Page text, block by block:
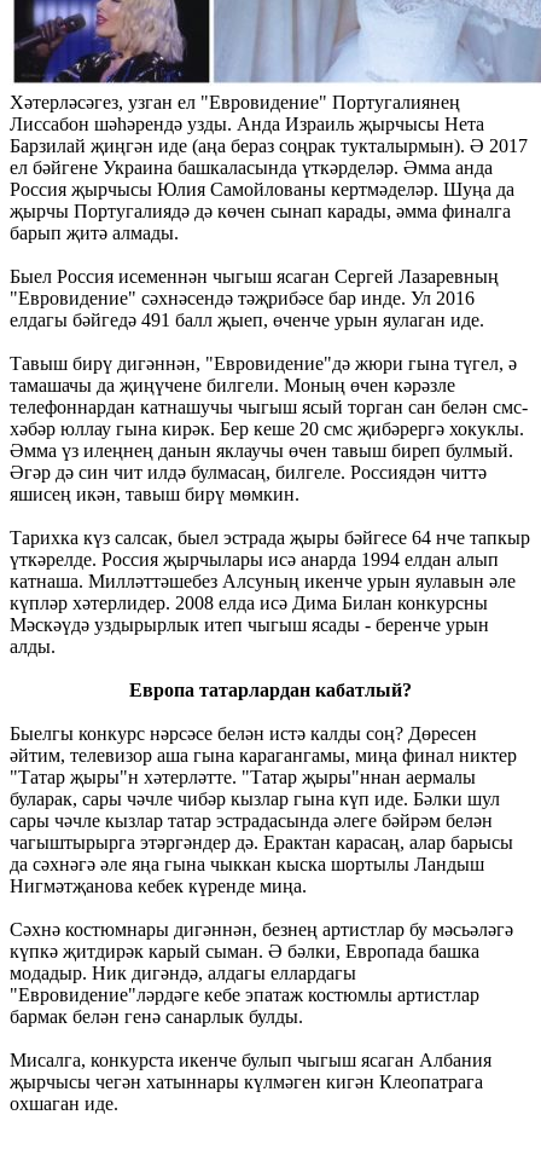
Хәтерләсәгез, узган ел "Евровидение" Португалиянең
Лиссабон шәһәрендә узды. Анда Израиль җырчысы Нета
Барзилай җиңгән иде (аңа бераз соңрак тукталырмын). Ә 2017
ел бәйгене Украина башкаласында үткәрделәр. Әмма анда
Россия җырчысы Юлия Самойлованы кертмәделәр. Шуңа да
җырчы Португалиядә дә көчен сынап карады, әмма финалга
барып җитә алмады.
Быел Россия исеменнән чыгыш ясаган Сергей Лазаревның
"Евровидение" сәхнәсендә тәҗрибәсе бар инде. Ул 2016
елдагы бәйгедә 491 балл җыеп, өченче урын яулаган иде.
Тавыш бирү дигәннән, "Евровидение"дә жюри гына түгел, ә
тамашачы да җиңүчене билгели. Моның өчен кәрәзле
телефоннардан катнашучы чыгыш ясый торган сан белән смс-
хәбәр юллау гына кирәк. Бер кеше 20 смс җибәрергә хокуклы.
Әмма үз илеңнең данын яклаучы өчен тавыш биреп булмый.
Әгәр дә син чит илдә булмасаң, билгеле. Россиядән читтә
яшисең икән, тавыш бирү мөмкин.
Тарихка күз салсак, быел эстрада җыры бәйгесе 64 нче тапкыр
үткәрелде. Россия җырчылары исә анарда 1994 елдан алып
катнаша. Милләттәшебез Алсуның икенче урын яулавын әле
күпләр хәтерлидер. 2008 елда исә Дима Билан конкурсны
Мәскәүдә уздырырлык итеп чыгыш ясады - беренче урын
алды.
Европа татарлардан кабатлый?
Быелгы конкурс нәрсәсе белән истә калды соң? Дөресен
әйтим, телевизор аша гына карагангамы, миңа финал никтер
"Татар җыры"н хәтерләтте. "Татар җыры"ннан аермалы
буларак, сары чәчле чибәр кызлар гына күп иде. Бәлки шул
сары чәчле кызлар татар эстрадасында әлеге бәйрәм белән
чагыштырырга этәргәндер дә. Ерактан карасаң, алар барысы
да сәхнәгә әле яңа гына чыккан кыска шортылы Ландыш
Нигмәтҗанова кебек күренде миңа.
Сәхнә костюмнары дигәннән, безнең артистлар бу мәсьәләгә
күпкә җитдирәк карый сыман. Ә бәлки, Европада башка
модадыр. Ник дигәндә, алдагы еллардагы
"Евровидение"ләрдәге кебе эпатаж костюмлы артистлар
бармак белән генә санарлык булды.
Мисалга, конкурста икенче булып чыгыш ясаган Албания
җырчысы чегән хатыннары күлмәген кигән Клеопатрага
охшаган иде.